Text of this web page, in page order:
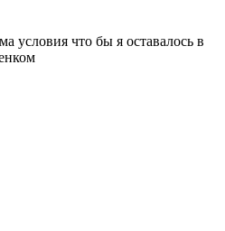
условия что бы я оставалось в